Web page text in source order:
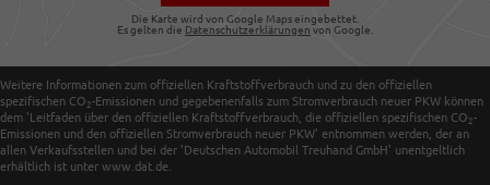
Die Karte wird von Google Maps eingebettet.
Es gelten die Datenschutzerklärungen von Google.
Weitere Informationen zum offiziellen Kraftstoffverbrauch und zu den offiziellen
spezifischen CO 2-Emissionen und gegebenenfalls zum Stromverbrauch neuer PKW können
dem 'Leitfaden über den offiziellen Kraftstoffverbrauch, die offiziellen spezifischen CO 2-
Emissionen und den offiziellen Stromverbrauch neuer PKW' entnommen werden, der an
allen Verkaufsstellen und bei der 'Deutschen Automobil Treuhand GmbH' unentgeltlich
erhältlich ist unter www.dat.de.